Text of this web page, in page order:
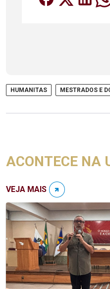
HUMANITAS MESTRADOS E
ACONTECE NA
VEJA MAIS